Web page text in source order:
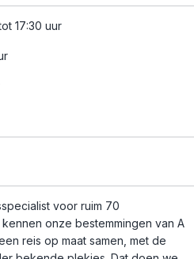
17:30 uur
voor ruim 70
onze bestemmingen van A
reis op maat samen, met de